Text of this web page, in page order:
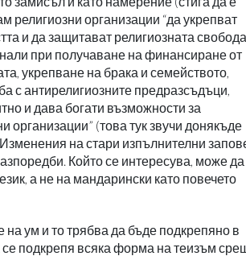
религиозни организации “да укрепват
и да защитават религиозната
при получаване на финансиране от
укрепване на брака и семейството,
с антирелигиозните предразсъдъци,
и дава богати възможности за
организации” (това тук звучи донякъде
на стари изпълнителни
Който се интересува, може да
а не на мандарински като повечето
на ум и то трябва да бъде подкрепяно в
се подкрепя всяка форма на теизъм